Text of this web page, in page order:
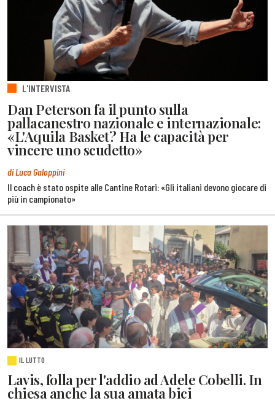
L'INTERVISTA
Dan Peterson fa il punto sulla
pallacanestro nazionale e internazionale:
«L'Aquila Basket? Ha le capacità per
vincere uno scudetto»
di Luca Galoppini
Il coach è stato ospite alle Cantine Rotari: «Gli italiani devono giocare di
più in campionato»
IL LUTTO
Lavis, folla per l'addio ad Adele Cobelli. In
chiesa anche la sua amata bici